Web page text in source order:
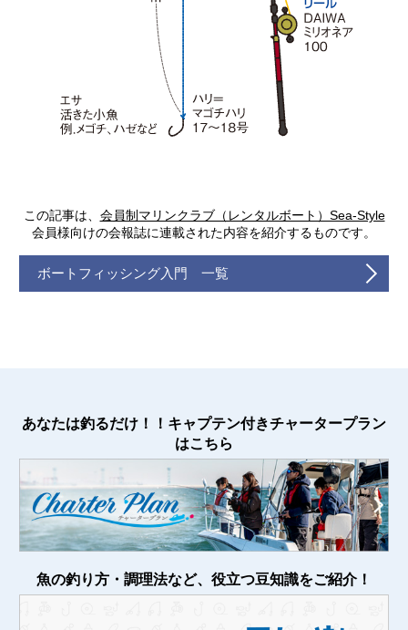
この記事は、 会員制マリンクラブ（レンタルボート）Sea-Style
会員様向けの会報誌に連載された内容を紹介するものです。
ボートフィッシング入門 一覧
あなたは釣るだけ！！キャプテン付きチャータープラン
はこちら
魚の釣り方・調理法など、役立つ豆知識をご紹介！